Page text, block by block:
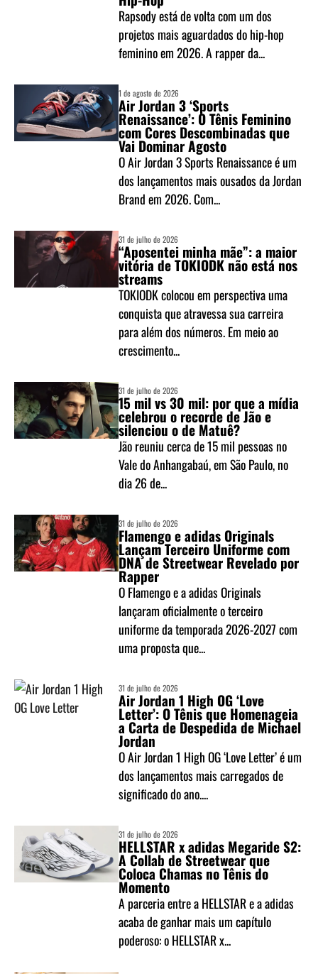
Rapsody está de volta com um dos
projetos mais aguardados do hip-hop
feminino em 2026. A rapper da...
1 de agosto de 2026
Air Jordan 3 ‘Sports
Renaissance’: O Tênis Feminino
com Cores Descombinadas que
Vai Dominar Agosto
O Air Jordan 3 Sports Renaissance é um
dos lançamentos mais ousados da Jordan
Brand em 2026. Com...
31 de julho de 2026
“Aposentei minha mãe”: a maior
vitória de TOKIODK não está nos
streams
TOKIODK colocou em perspectiva uma
conquista que atravessa sua carreira
para além dos números. Em meio ao
crescimento...
31 de julho de 2026
15 mil vs 30 mil: por que a mídia
celebrou o recorde de Jão e
silenciou o de Matuê?
Jão reuniu cerca de 15 mil pessoas no
Vale do Anhangabaú, em São Paulo, no
dia 26 de...
31 de julho de 2026
Flamengo e adidas Originals
Lançam Terceiro Uniforme com
DNA de Streetwear Revelado por
Rapper
O Flamengo e a adidas Originals
lançaram oficialmente o terceiro
uniforme da temporada 2026-2027 com
uma proposta que...
31 de julho de 2026
Air Jordan 1 High OG ‘Love
Letter’: O Tênis que Homenageia
a Carta de Despedida de Michael
Jordan
O Air Jordan 1 High OG ‘Love Letter’ é um
dos lançamentos mais carregados de
significado do ano....
31 de julho de 2026
HELLSTAR x adidas Megaride S2:
A Collab de Streetwear que
Coloca Chamas no Tênis do
Momento
A parceria entre a HELLSTAR e a adidas
acaba de ganhar mais um capítulo
poderoso: o HELLSTAR x...